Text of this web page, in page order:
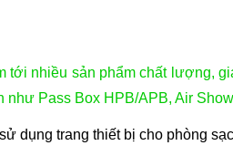
tới nhiều sản phẩm chất lượng,
như Pass Box HPB/APB, Air
dụng trang thiết bị cho phòng